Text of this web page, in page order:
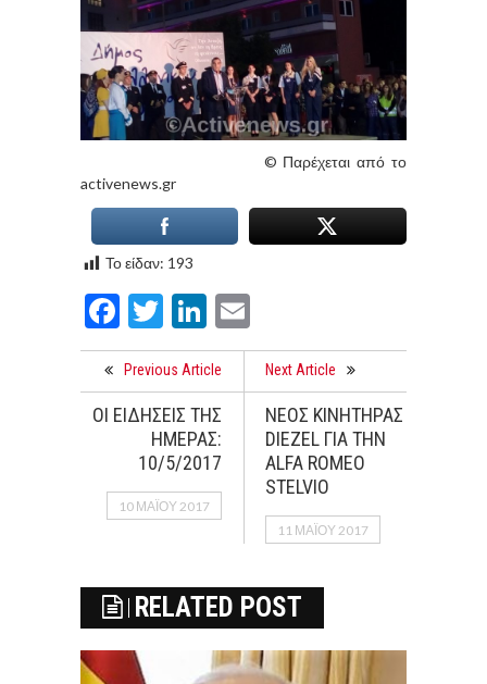
© Παρέχεται από το
activenews.gr
Το είδαν: 193
Facebook
TwitterLinkedIn
Previous Article
ΟΙ ΕΙΔΗΣΕΙΣ ΤΗΣ
ΗΜΕΡΑΣ:
10/5/2017
10 ΜΑΪ́ΟΥ 2017
Next Article
ΝΕΟΣ ΚΙΝΗΤΗΡΑΣ
DIEZEL ΓΙΑ ΤΗΝ
ALFA ROMEO
STELVIO
11 ΜΑΪ́ΟΥ 2017
RELATED POST